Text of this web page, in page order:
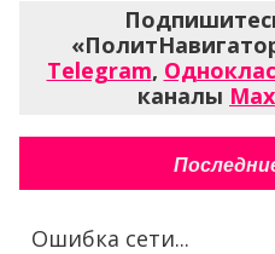
Telegram,
каналы Max
Ошибка сети...